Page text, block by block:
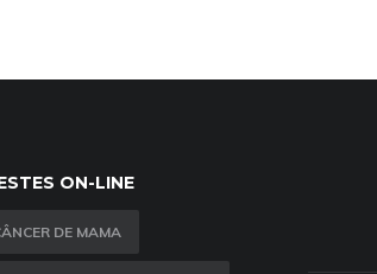
ON-LINE
DE MAMA